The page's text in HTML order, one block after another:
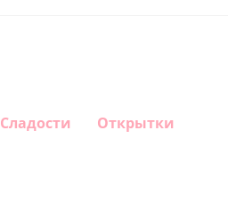
Сладости Открытки